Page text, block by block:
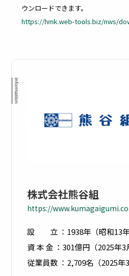
ウンロードできます。
https://hmk.web-tools.biz/nws/
株式会社熊谷組
https://
設 立 ：1938年（昭和13年
資 本 金 ：301億円（2025年3
従業員数 ：2,709名（2025年